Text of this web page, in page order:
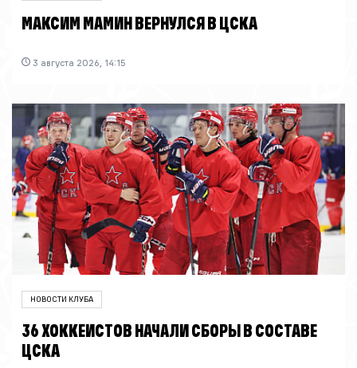
МАКСИМ МАМИН ВЕРНУЛСЯ В ЦСКА
3 августа 2026, 14:15
НОВОСТИ КЛУБА
36 ХОККЕИСТОВ НАЧАЛИ СБОРЫ В СОСТАВЕ
ЦСКА